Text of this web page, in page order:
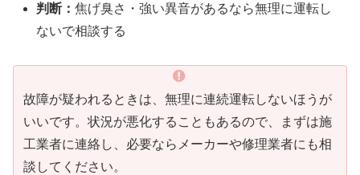
判断：焦げ臭さ・強い異音があるなら無理に運転し
ないで相談する
故障が疑われるときは、無理に連続運転しないほうが
いいです。状況が悪化することもあるので、まずは施
工業者に連絡し、必要ならメーカーや修理業者にも相
談してください。